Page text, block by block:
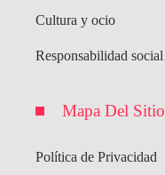
Cultura y ocio
Responsabilidad social
Mapa Del Sitio
Política de Privacidad